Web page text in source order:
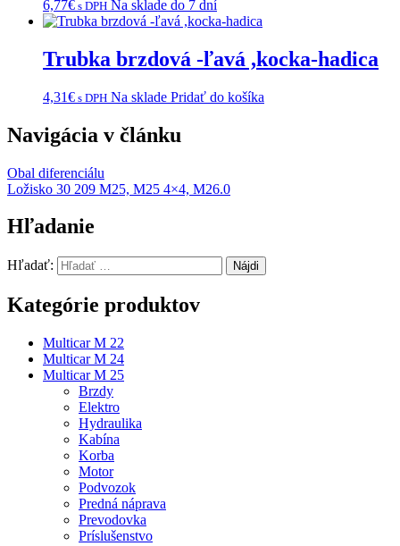
6,77€ s DPH Na sklade do 7 dní
Trubka brzdová -ľavá ,kocka-hadica
4,31€ s DPH Na sklade Pridať do košíka
Navigácia v článku
Obal diferenciálu
Ložisko 30 209 M25, M25 4×4, M26.0
Hľadanie
Hľadať:
Kategórie produktov
Multicar M 22
Multicar M 24
Multicar M 25
Brzdy
Elektro
Hydraulika
Kabína
Korba
Motor
Podvozok
Predná náprava
Prevodovka
Príslušenstvo